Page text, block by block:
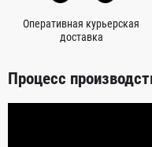
Оперативная курьерская
доставка
Процесс